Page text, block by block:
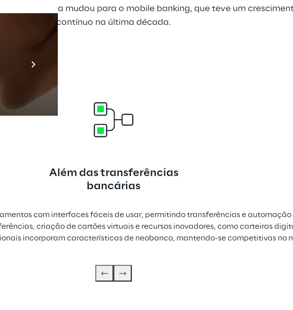
A tendência mudou para o mobile banking, que teve um
contínuo na última década.
Além das transferências
bancárias
com interfaces fáceis de usar, permitindo transferências e automação
criação de cartões virtuais e recursos inovadores, como carteiras
incorporam características de neobanco, mantendo-se competitivas no